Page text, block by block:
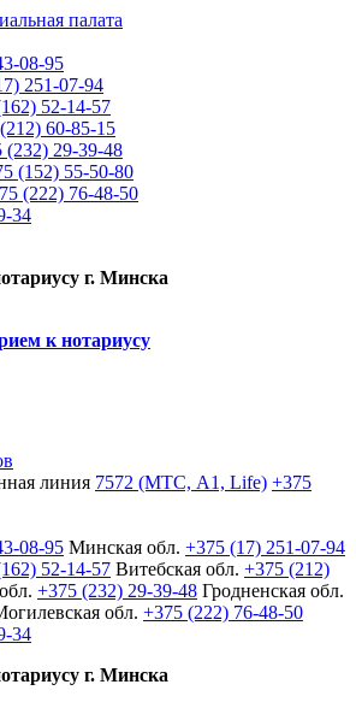
08-95
251-07-94
52-14-57
60-85-15
(232) 29-39-48
(152) 55-50-80
(222) 76-48-50
34
г. Минска
к нотариусу
линия 7572 (МТС, A1, Life) +375
08-95 Минская обл. +375 (17) 251-07-94
52-14-57 Витебская обл. +375 (212)
+375 (232) 29-39-48 Гродненская обл.
обл. +375 (222) 76-48-50
34
г. Минска